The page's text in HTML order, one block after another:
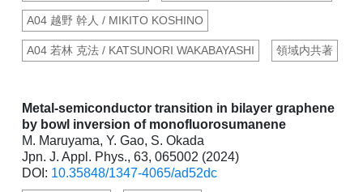
A04 越野 幹人 / MIKITO KOSHINO
A04 若林 克法 / KATSUNORI WAKABAYASHI 領域内共著
Metal-semiconductor transition in bilayer graphene
by bowl inversion of monofluorosumanene
M. Maruyama, Y. Gao, S. Okada
Jpn. J. Appl. Phys., 63, 065002 (2024)
DOI: 10.35848/1347-4065/ad52dc